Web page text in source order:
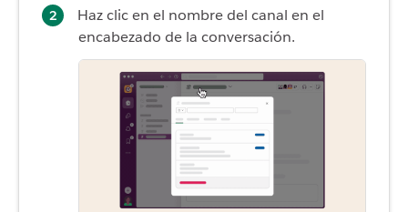
Haz clic en el nombre del canal en el
encabezado de la conversación.